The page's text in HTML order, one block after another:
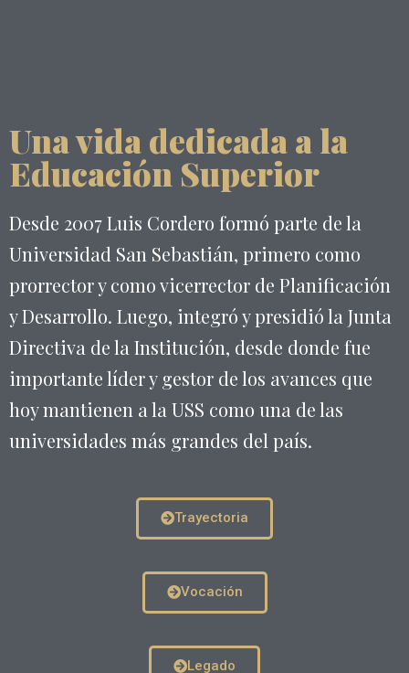
Una vida dedicada a la
Educación Superior
Desde 2007 Luis Cordero formó parte de la
Universidad San Sebastián, primero como
prorrector y como vicerrector de Planificación
y Desarrollo. Luego, integró y presidió la Junta
Directiva de la Institución, desde donde fue
importante líder y gestor de los avances que
hoy mantienen a la USS como una de las
universidades más grandes del país.
Trayectoria
Vocación
Legado